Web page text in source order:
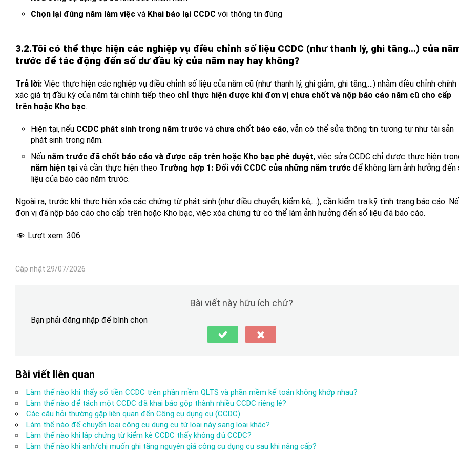
Chọn lại đúng năm làm việc và Khai báo lại CCDC với thông tin đúng
3.2.Tôi có thể thực hiện các nghiệp vụ điều chỉnh số liệu CCDC (như thanh lý, ghi tăng…) của
trước để tác động đến số dư đầu kỳ của năm nay hay không?
Trả lời: Việc thực hiện các nghiệp vụ điều chỉnh số liệu của năm cũ (như thanh lý, ghi giảm, ghi tăng,…) nhằm điều chỉnh chính
xác giá trị đầu kỳ của năm tài chính tiếp theo chỉ thực hiện được khi đơn vị chưa chốt và nộp báo cáo năm cũ cho cấp
trên hoặc Kho bạc.
Hiện tại, nếu CCDC phát sinh trong năm trước và chưa chốt báo cáo, vẫn có thể sửa thông tin tương tự như tài sản
phát sinh trong năm.
Nếu năm trước đã chốt báo cáo và được cấp trên hoặc Kho bạc phê duyệt, việc sửa CCDC chỉ được thực hiện
năm hiện tại và cần thực hiện theo Trường hợp 1: Đối với CCDC của những năm trước để không làm ảnh hưởng đến
liệu của báo cáo năm trước.
Ngoài ra, trước khi thực hiện xóa các chứng từ phát sinh (như điều chuyển, kiểm kê,…), cần kiểm tra kỹ tình trạng báo cáo.
đơn vị đã nộp báo cáo cho cấp trên hoặc Kho bạc, việc xóa chứng từ có thể làm ảnh hưởng đến số liệu đã báo cáo.
Lượt xem: 306
Cập nhật 29/07/2026
Bài viết này hữu ích chứ?
Bạn phải đăng nhập để bình chọn
Bài viết liên quan
Làm thế nào khi thấy số tiền CCDC trên phần mềm QLTS và phần mềm kế toán không khớp nhau?
Làm thế nào để tách một CCDC đã khai báo gộp thành nhiều CCDC riêng lẻ?
Các câu hỏi thường gặp liên quan đến Công cụ dụng cụ (CCDC)
Làm thế nào để chuyển loại công cụ dụng cụ từ loại này sang loại khác?
Làm thế nào khi lập chứng từ kiểm kê CCDC thấy không đủ CCDC?
Làm thế nào khi anh/chị muốn ghi tăng nguyên giá công cụ dụng cụ sau khi nâng cấp?